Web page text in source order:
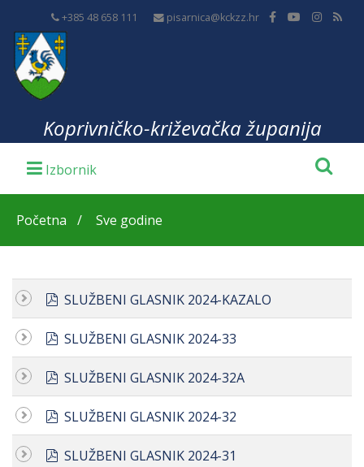
+385 48 658 111 pisarnica@kckzz.hr
Koprivničko-križevačka županija
Početna Sve godine
pdf
SLUŽBENI GLASNIK 2024-KAZALO
pdf
SLUŽBENI GLASNIK 2024-33
pdf
SLUŽBENI GLASNIK 2024-32A
pdf
SLUŽBENI GLASNIK 2024-32
pdf
SLUŽBENI GLASNIK 2024-31